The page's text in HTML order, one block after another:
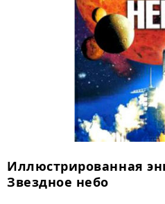
Иллюстрированная
Звездное небо